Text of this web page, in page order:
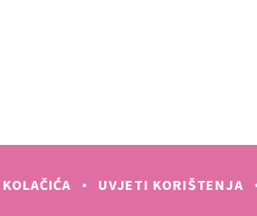
UVJETI KORIŠTENJA